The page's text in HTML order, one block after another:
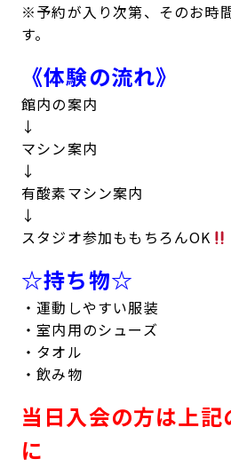
店舗へのお問い合わせ
※予約が入り次第、そのお時
す。
《体験の流れ》
館内の案内
↓
マシン案内
↓
有酸素マシン案内
↓
スタジオ参加ももちろんOK
☆持ち物‪☆
・運動しやすい服装
・室内用のシューズ
・タオル
・飲み物
当日入会の方は上
に